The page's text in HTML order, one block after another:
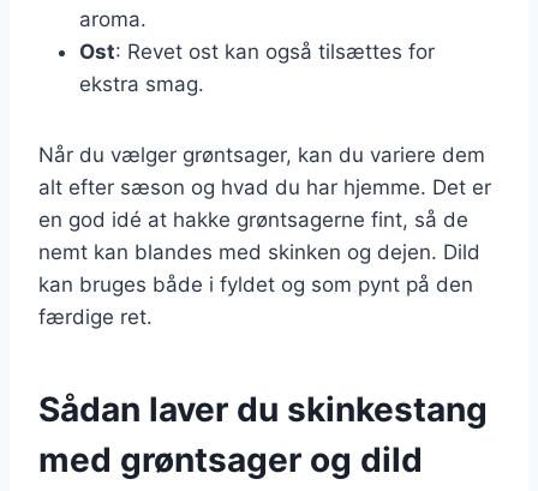
aroma.
Ost: Revet ost kan også tilsættes for
ekstra smag.
Når du vælger grøntsager, kan du variere dem
alt efter sæson og hvad du har hjemme. Det er
en god idé at hakke grøntsagerne fint, så de
nemt kan blandes med skinken og dejen. Dild
kan bruges både i fyldet og som pynt på den
færdige ret.
Sådan laver du skinkestang
med grøntsager og dild